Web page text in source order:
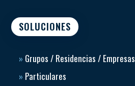
SOLUCIONES
» Grupos / Residencias / Empresas
» Particulares